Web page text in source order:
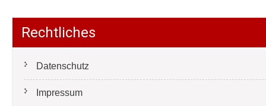
Rechtliches
Datenschutz
Impressum